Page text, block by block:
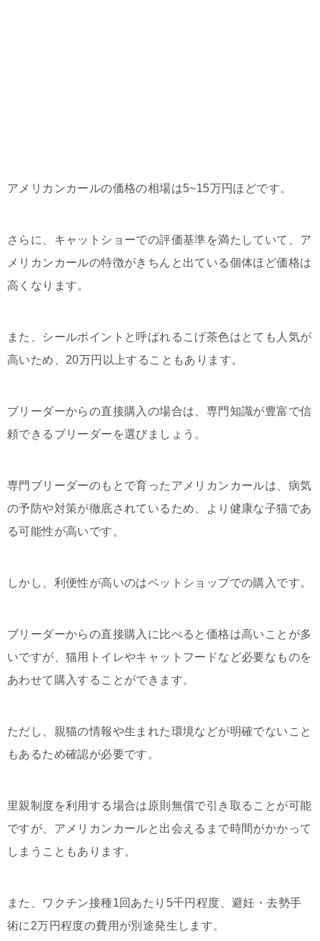
アメリカンカールの価格の相場は5~15万円ほどです。
さらに、キャットショーでの評価基準を満たしていて、ア
メリカンカールの特徴がきちんと出ている個体ほど価格は
高くなります。
また、シールポイントと呼ばれるこげ茶色はとても人気が
高いため、20万円以上することもあります。
ブリーダーからの直接購入の場合は、専門知識が豊富で信
頼できるブリーダーを選びましょう。
専門ブリーダーのもとで育ったアメリカンカールは、病気
の予防や対策が徹底されているため、より健康な子猫であ
る可能性が高いです。
しかし、利便性が高いのはペットショップでの購入です。
ブリーダーからの直接購入に比べると価格は高いことが多
いですが、猫用トイレやキャットフードなど必要なものを
あわせて購入することができます。
ただし、親猫の情報や生まれた環境などが明確でないこと
もあるため確認が必要です。
里親制度を利用する場合は原則無償で引き取ることが可能
ですが、アメリカンカールと出会えるまで時間がかかって
しまうこともあります。
また、ワクチン接種1回あたり5千円程度、避妊・去勢手
術に2万円程度の費用が別途発生します。